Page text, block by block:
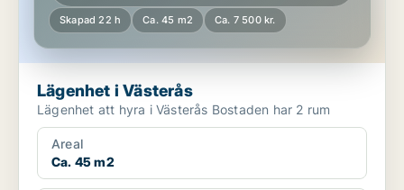
Skapad 22 h Ca. 45 m2 Ca. 7 500 kr.
Lägenhet i Västerås
Lägenhet att hyra i Västerås Bostaden har 2 rum
Areal
Ca. 45 m2